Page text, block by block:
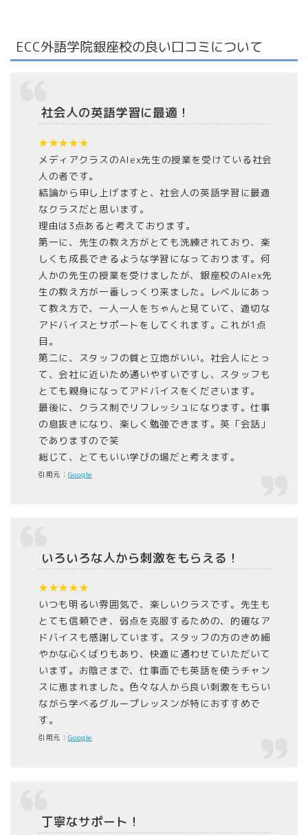
ECC外語学院銀座校の良い口コミについて
社会人の英語学習に最適！
★★★★★
メディアクラスのAlex先生の授業を受けている社会
人の者です。
結論から申し上げますと、社会人の英語学習に最適
なクラスだと思います。
理由は3点あると考えております。
第一に、先生の教え方がとても洗練されており、楽
しくも成長できるような学習になっております。何
人かの先生の授業を受けましたが、銀座校のAlex先
生の教え方が一番しっくり来ました。レベルにあっ
て教え方で、一人一人をちゃんと見ていて、適切な
アドバイスとサポートをしてくれます。これが1点
目。
第二に、スタッフの質と立地がいい。社会人にとっ
て、会社に近いため通いやすいですし、スタッフも
とても親身になってアドバイスをくださいます。
最後に、クラス制でリフレッシュになります。仕事
の息抜きになり、楽しく勉強できます。英「会話」
でありますので笑
総じて、とてもいい学びの場だと考えます。
引用元： Google
いろいろな人から刺激をもらえる！
★★★★★
いつも明るい雰囲気で、楽しいクラスです。先生も
とても信頼でき、弱点を克服するための、的確なア
ドバイスも感謝しています。スタッフの方のきめ細
やかな心くばりもあり、快適に通わせていただいて
います。お陰さまで、仕事面でも英語を使うチャン
スに恵まれました。色々な人から良い刺激をもらい
ながら学べるグループレッスンが特におすすめで
す。
引用元： Google
丁寧なサポート！